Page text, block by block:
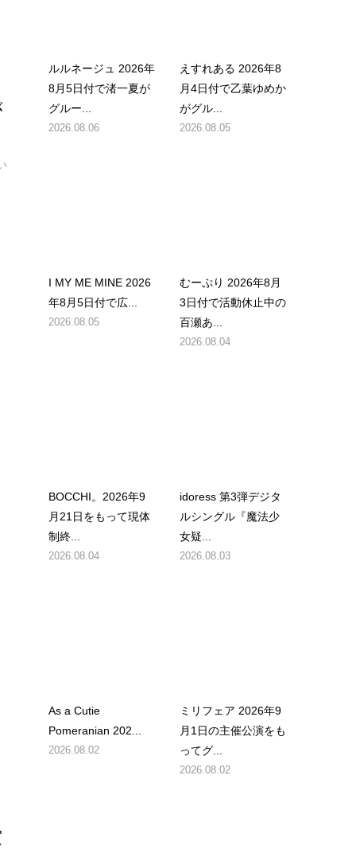
ルルネージュ 2026年
8月5日付で渚一夏が
グルー...
2026.08.06
えすれある 2026年8
月4日付で乙葉ゆめか
がグル...
2026.08.05
I MY ME MINE 2026
年8月5日付で広...
2026.08.05
むーぷり 2026年8月
3日付で活動休止中の
百瀬あ...
2026.08.04
BOCCHI。2026年9
月21日をもって現体
制終...
2026.08.04
idoress 第3弾デジタ
ルシングル『魔法少
女疑...
2026.08.03
As a Cutie
Pomeranian 202...
2026.08.02
ミリフェア 2026年9
月1日の主催公演をも
ってグ...
2026.08.02